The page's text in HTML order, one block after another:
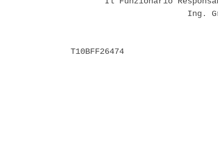
Ing.